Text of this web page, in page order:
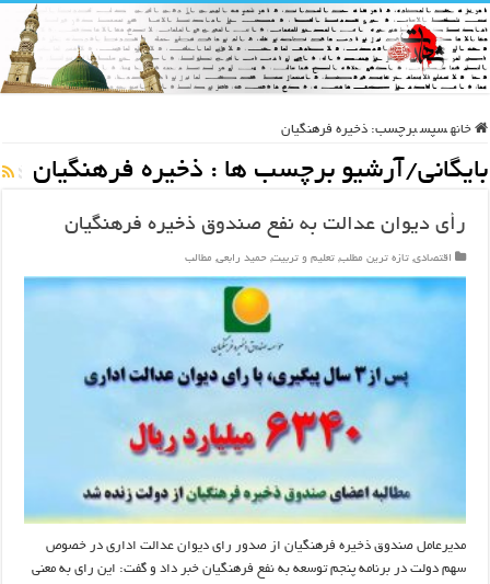
خانه سپس برچسب: ذخیره فرهنگیان
بایگانی/آرشیو برچسب ها : ذخیره فرهنگیان
رأی دیوان عدالت به نفع صندوق ذخیره فرهنگیان
اقتصادی, تازه ترین مطلب, تعلیم و تربیت, حمید رابعی, مطالب
مدیرعامل صندوق ذخیره فرهنگیان از صدور رای دیوان عدالت اداری در خصوص
سهم دولت در برنامه پنجم توسعه به نفع فرهنگیان خبر داد و گفت: این رای به معنی